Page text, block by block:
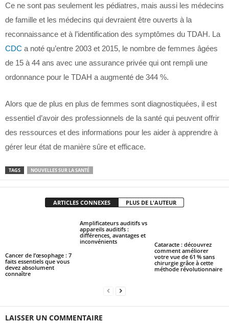
Ce ne sont pas seulement les pédiatres, mais aussi les médecins
de famille et les médecins qui devraient être ouverts à la
reconnaissance et à l’identification des symptômes du TDAH. La
CDC a noté qu’entre 2003 et 2015, le nombre de femmes âgées
de 15 à 44 ans avec une assurance privée qui ont rempli une
ordonnance pour le TDAH a augmenté de 344 %.
Alors que de plus en plus de femmes sont diagnostiquées, il est
essentiel d’avoir des professionnels de la santé qui peuvent offrir
des ressources et des informations pour les aider à apprendre à
gérer leur état de manière sûre et efficace.
TAGS NOUVELLES SUR LA SANTÉ
ARTICLES CONNEXES PLUS DE L'AUTEUR
Cancer de l’œsophage : 7
faits essentiels que vous
devez absolument
connaître
Amplificateurs auditifs vs
appareils auditifs :
différences, avantages et
inconvénients
Cataracte : découvrez
comment améliorer
votre vue de 61 % sans
chirurgie grâce à cette
méthode révolutionnaire
LAISSER UN COMMENTAIRE